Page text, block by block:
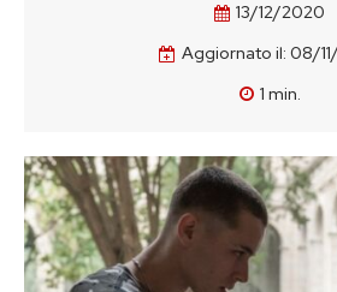
13/12/2020
Aggiornato il: 08/
1 min.